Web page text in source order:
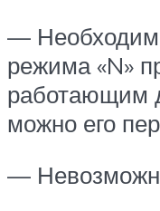
—
режима «N»
работающим
можно его
—